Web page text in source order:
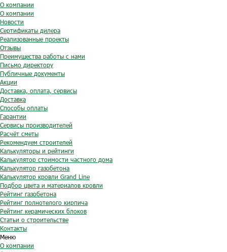
О компании
О компании
Новости
Сертификаты дилера
Реализованные проекты
Отзывы
Преимущества работы с нами
Письмо директору
Публичные документы
Акции
Доставка, оплата, сервисы
Доставка
Способы оплаты
Гарантии
Сервисы производителей
Расчёт сметы
Рекомендуем строителей
Калькуляторы и рейтинги
Калькулятор стоимости частного дома
Калькулятор газобетона
Калькулятор кровли Grand Line
Подбор цвета и материалов кровли
Рейтинг газобетона
Рейтинг полнотелого кирпича
Рейтинг керамических блоков
Статьи о строительстве
Контакты
Меню
О компании